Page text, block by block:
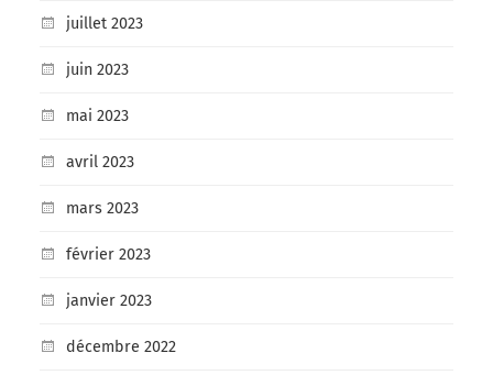
juillet 2023
juin 2023
mai 2023
avril 2023
mars 2023
février 2023
janvier 2023
décembre 2022